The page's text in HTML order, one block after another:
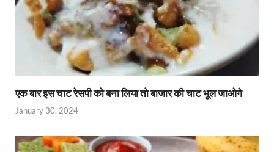
एक बार इस चाट रेसपी को बना लिया तो बाजार की चाट भूल जाओगे
January 30, 2024